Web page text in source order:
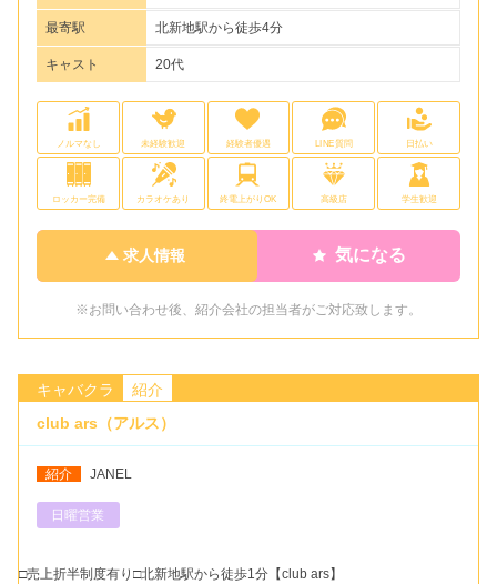
最寄駅 北新地駅から徒歩4分
キャスト 20代
ノルマなし 未経験歓迎 経験者優遇 LINE質問 日払い
ロッカー完備 カラオケあり 終電上がりOK 高級店 学生歓迎
求人情報 気になる
※お問い合わせ後、紹介会社の担当者がご対応致します。
キャバクラ
紹介
club ars（アルス）
紹介 JANEL
日曜営業
□売上折半制度有り□北新地駅から徒歩1分【club ars】